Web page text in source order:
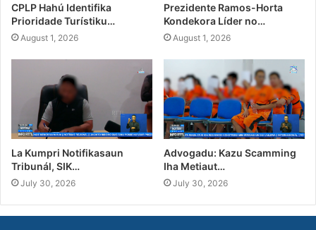
CPLP Hahú Identifika
Prioridade Turístiku…
August 1, 2026
Prezidente Ramos-Horta
Kondekora Líder no…
August 1, 2026
La Kumpri Notifikasaun
Tribunál, SIK…
July 30, 2026
Advogadu: Kazu Scamming
Iha Metiaut…
July 30, 2026